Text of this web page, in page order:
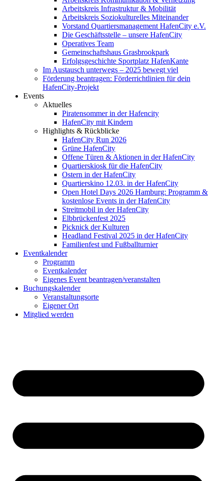
Arbeitskreis Infrastruktur & Mobilität
Arbeitskreis Soziokulturelles Miteinander
Vorstand Quartiersmanagement HafenCity e.V.
Die Geschäftsstelle – unsere HafenCity
Operatives Team
Gemeinschaftshaus Grasbrookpark
Erfolgsgeschichte Sportplatz HafenKante
Im Austausch unterwegs – 2025 bewegt viel
Förderung beantragen: Förderrichtlinien für dein
HafenCity-Projekt
Events
Aktuelles
Piratensommer in der Hafencity
HafenCity mit Kindern
Highlights & Rückblicke
HafenCity Run 2026
Grüne HafenCity
Offene Türen & Aktionen in der HafenCity
Quartierskiosk für die HafenCity
Ostern in der HafenCity
Quartierskino 12.03. in der HafenCity
Open Hotel Days 2026 Hamburg: Programm &
kostenlose Events in der HafenCity
Streitmobil in der HafenCity
Elbbrückenfest 2025
Picknick der Kulturen
Headland Festival 2025 in der HafenCity
Familienfest und Fußballturnier
Eventkalender
Programm
Eventkalender
Eigenes Event beantragen/veranstalten
Buchungskalender
Veranstaltungsorte
Eigener Ort
Mitglied werden